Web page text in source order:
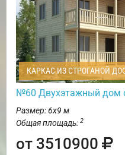
КАРКАС ИЗ СТРОГАНОЙ
№60 Двухэтажный дом
Размер: 6х9 м
Общая площадь: 2
от 3510900